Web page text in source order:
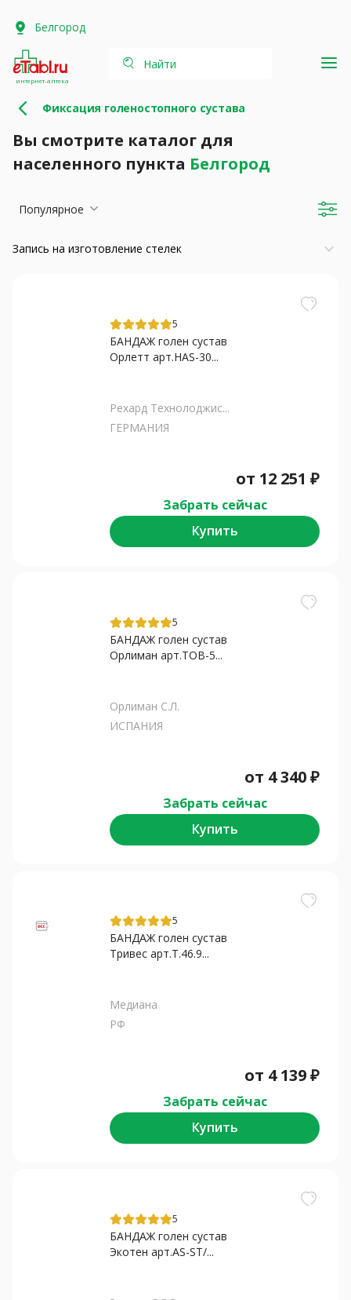
Белгород
интернет-аптека
Найти
Фиксация голеностопного сустава
Вы смотрите каталог для
населенного пункта Белгород
Популярное
Запись на изготовление стелек keyboard_arrow_down
5
БАНДАЖ голен сустав
Орлетт арт.HAS-30...
Рехард Технолоджис...
ГЕРМАНИЯ
от 12 251 ₽
Забрать сейчас
Купить
5
БАНДАЖ голен сустав
Орлиман арт.ТОВ-5...
Орлиман С.Л.
ИСПАНИЯ
от 4 340₽
Забрать сейчас
Купить
5
БАНДАЖ голен сустав
Тривес арт.Т.46.9...
Медиана
РФ
от 4 139₽
Забрать сейчас
Купить
5
БАНДАЖ голен сустав
Экотен арт.AS-ST/...